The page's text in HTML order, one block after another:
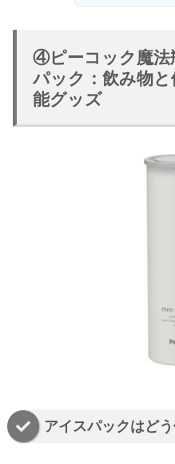
④ピーコック魔法
パック：飲み物
能グッズ
アイスパックはどう